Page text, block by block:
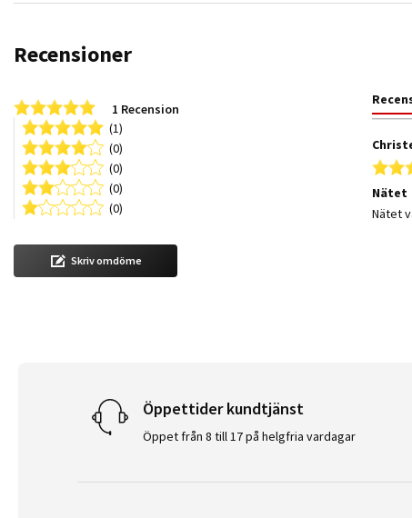
Recensioner
5.0 star rating
1 Recension
(1)
(0)
(0)
(0)
(0)
Skriv omdöme
Nätet
Review
review
Nätet
Öppettider kundtjänst
Öppet från 8 till 17 på helgfria vardagar